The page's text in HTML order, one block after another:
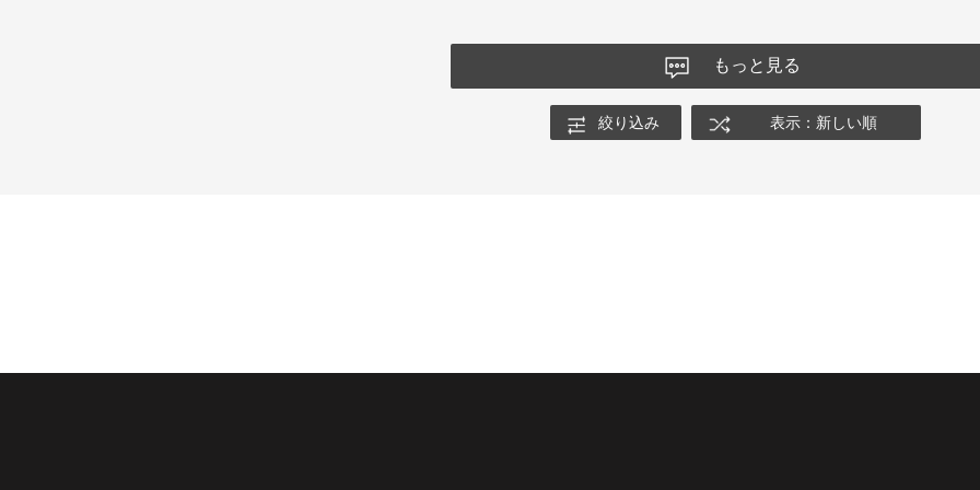
もっと見る
絞り込み 表示：新しい順